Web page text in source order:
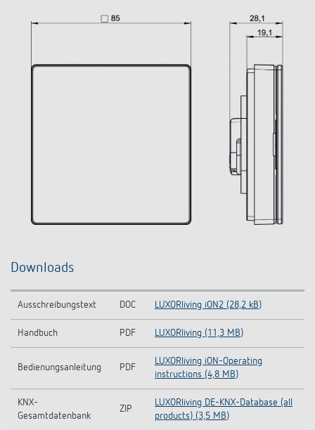
Downloads
Ausschreibungstext DOC LUXORliving iON2 (28,2 kB)
Handbuch PDF LUXORliving (11,3 MB)
Bedienungsanleitung PDF
LUXORliving iON-Operating
instructions (4,8 MB)
KNX-
Gesamtdatenbank
ZIP
LUXORliving DE-KNX-Database (all
products) (3,5 MB)